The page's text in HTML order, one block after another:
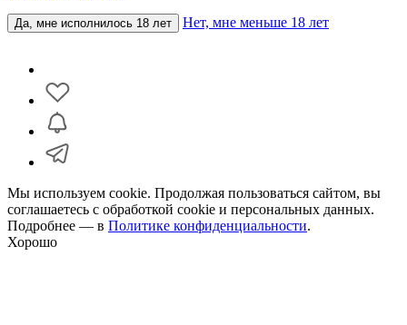
Да, мне исполнилось 18 лет Нет, мне меньше 18 лет
Мы используем cookie. Продолжая пользоваться сайтом, вы
соглашаетесь с обработкой cookie и персональных данных.
Подробнее — в Политике конфиденциальности.
Хорошо